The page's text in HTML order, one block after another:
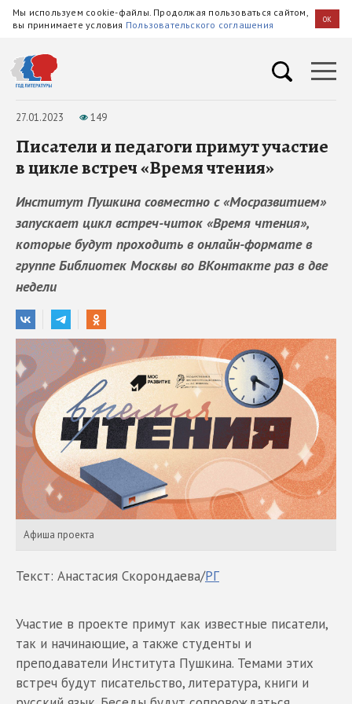
Мы используем cookie-файлы. Продолжая пользоваться сайтом,
вы принимаете условия Пользовательского соглашения OK
27.01.2023 149
Писатели и педагоги примут участие
в цикле встреч «Время чтения»
Институт Пушкина совместно с «Мосразвитием»
запускает цикл встреч-читок «Время чтения»,
которые будут проходить в онлайн-формате в
группе Библиотек Москвы во ВКонтакте раз в две
недели
Афиша проекта
Текст: Анастасия Скорондаева/РГ
Участие в проекте примут как известные писатели,
так и начинающие, а также студенты и
преподаватели Института Пушкина. Темами этих
встреч будут писательство, литература, книги и